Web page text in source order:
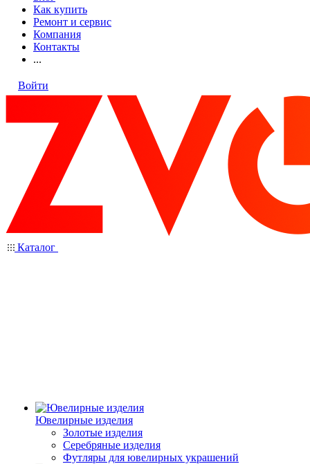
Как купить
Ремонт и сервис
Компания
Контакты
...
Войти
Каталог
Ювелирные изделия
Золотые изделия
Серебряные изделия
Футляры для ювелирных украшений